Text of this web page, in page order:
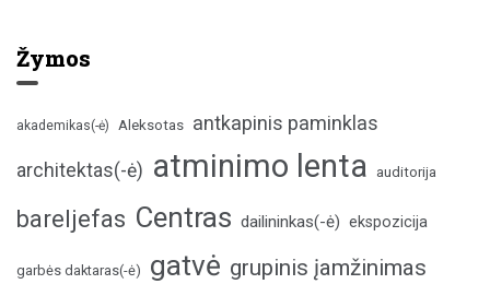
Žymos
akademikas(-ė) Aleksotas antkapinis paminklas
architektas(-ė) atminimo lenta auditorija
bareljefas Centras dailininkas(-ė) ekspozicija
garbės daktaras(-ė) gatvė grupinis įamžinimas